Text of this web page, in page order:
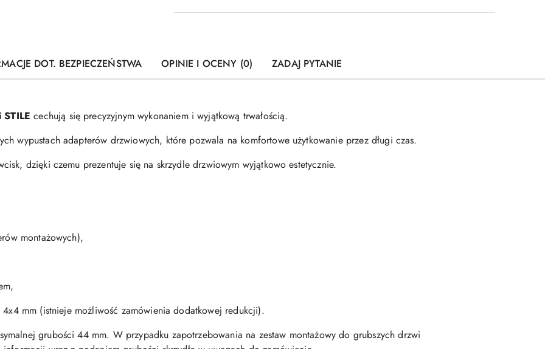
DOT. BEZPIECZEŃSTWA OPINIE I OCENY (0) ZADAJ PYTANIE
cechują się precyzyjnym wykonaniem i wyjątkową trwałością.
wypustach adapterów drzwiowych, które pozwala na komfortowe użytkowanie przez długi czas.
dzięki czemu prezentuje się na skrzydle drzwiowym wyjątkowo estetycznie.
montażowych),
mm (istnieje możliwość zamówienia dodatkowej redukcji).
grubości 44 mm. W przypadku zapotrzebowania na zestaw montażowy do grubszych drzwi